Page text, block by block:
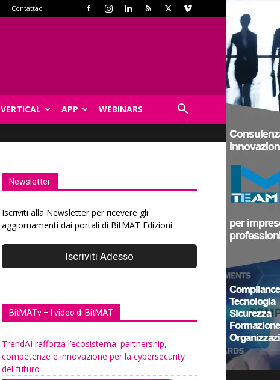
Contattaci
VERTICAL APP WEBINARS
Newsletter
Iscriviti alla Newsletter per ricevere gli
aggiornamenti dai portali di BitMAT Edizioni.
BitMATv – I video di BitMAT
TrendAI rafforza l’ecosistema: partnership,
competenze e innovazione per la cybersecurity
del futuro